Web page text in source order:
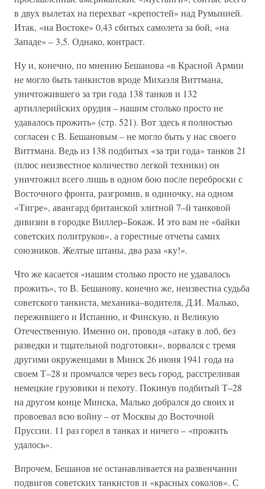
в двух вылетах на перехват «крепостей» над Румынией.
Итак, «на Востоке» 0,43 сбитых самолета за бой, «на
Западе» – 3,5. Однако, контраст.
Ну и, конечно, по мнению Бешанова «в Красной Армии
не могло быть танкистов вроде Михаэля Виттмана,
уничтожившего за три года 138 танков и 132
артиллерийских орудия – нашим столько просто не
удавалось прожить» (cтр. 521). Вот здесь я полностью
согласен с В. Бешановым – не могло быть у нас своего
Виттмана. Ведь из 138 подбитых «за три года» танков 21
(плюс неизвестное количество легкой техники) он
уничтожил всего лишь в одном бою после переброски с
Восточного фронта, разгромив, в одиночку, на одном
«Тигре», авангард британской элитной 7–й танковой
дивизии в городке Виллер–Бокаж. И это вам не «байки
советских политруков», а горестные отчеты самих
союзников. Желтые штаны, два раза «ку!».
Что же касается «нашим столько просто не удавалось
прожить», то В. Бешанову, конечно же, неизвестна судьба
советского танкиста, механика–водителя, Д.И. Малько,
пережившего и Испанию, и Финскую, и Великую
Отечественную. Именно он, проводя «атаку в лоб, без
разведки и тщательной подготовки», ворвался с тремя
другими окруженцами в Минск 26 июня 1941 года на
своем Т–28 и промчался через весь город, расстреливая
немецкие грузовики и пехоту. Покинув подбитый Т–28
на другом конце Минска, Малько добрался до своих и
провоевал всю войну – от Москвы до Восточной
Пруссии. 11 раз горел в танках и ничего – «прожить
удалось».
Впрочем, Бешанов не останавливается на развенчании
подвигов советских танкистов и «красных соколов». С